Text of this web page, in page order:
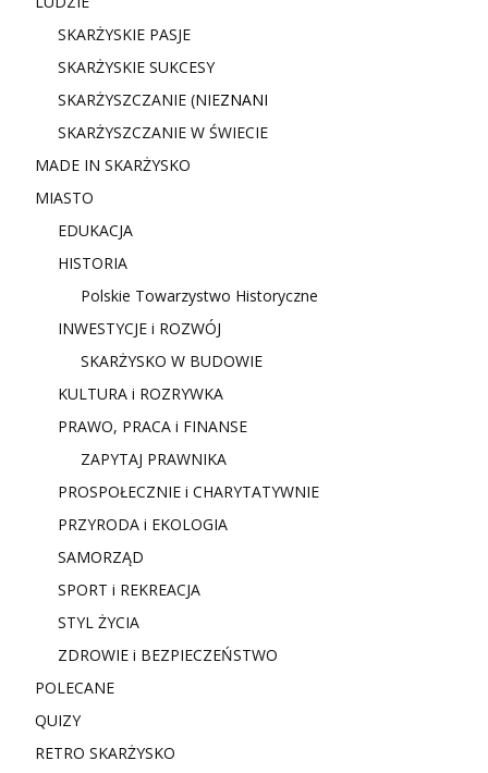
SKARŻYSKIE PASJE
SKARŻYSKIE SUKCESY
SKARŻYSZCZANIE (NIEZNANI
SKARŻYSZCZANIE W ŚWIECIE
MADE IN SKARŻYSKO
MIASTO
EDUKACJA
HISTORIA
Polskie Towarzystwo Historyczne
INWESTYCJE i ROZWÓJ
SKARŻYSKO W BUDOWIE
KULTURA i ROZRYWKA
PRAWO, PRACA i FINANSE
ZAPYTAJ PRAWNIKA
PROSPOŁECZNIE i CHARYTATYWNIE
PRZYRODA i EKOLOGIA
SAMORZĄD
SPORT i REKREACJA
STYL ŻYCIA
ZDROWIE i BEZPIECZEŃSTWO
POLECANE
QUIZY
RETRO SKARŻYSKO